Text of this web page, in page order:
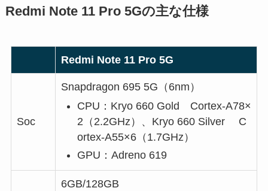
Redmi Note 11 Pro 5Gの主な仕様
Redmi Note 11 Pro 5G
Soc
Snapdragon 695 5G（6nm）
CPU：Kryo 660 Gold Cortex-A78×
2（2.2GHz）、Kryo 660 Silver C
ortex-A55×6（1.7GHz）
GPU：Adreno 619
6GB/128GB